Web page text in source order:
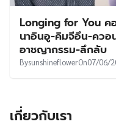
Longing for You ค
นาอินอู-คิมจีอึน-ควอ
อาชญากรรม-ลึกลับ
BysunshineflowerOn07/06/
เกี่ยวกับเรา